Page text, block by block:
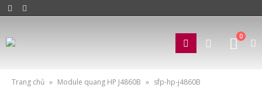
0
Trang chủ » Module quang HP J4860B » sfp-hp-j4860B